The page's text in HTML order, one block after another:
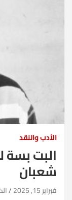
الأدب والنقد
البت
شعبان
فبراير 15, 2025